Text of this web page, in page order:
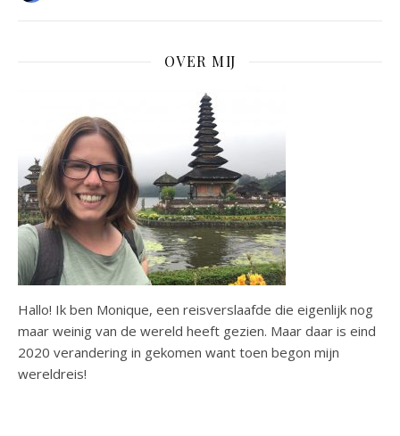
OVER MIJ
Hallo! Ik ben Monique, een reisverslaafde die eigenlijk nog
maar weinig van de wereld heeft gezien. Maar daar is eind
2020 verandering in gekomen want toen begon mijn
wereldreis!